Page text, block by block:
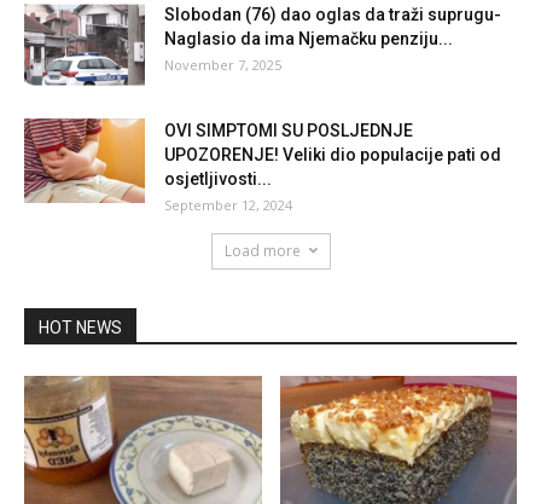
Slobodan (76) dao oglas da traži suprugu-
Naglasio da ima Njemačku penziju...
November 7, 2025
OVI SIMPTOMI SU POSLJEDNJE
UPOZORENJE! Veliki dio populacije pati od
osjetljivosti...
September 12, 2024
Load more
HOT NEWS